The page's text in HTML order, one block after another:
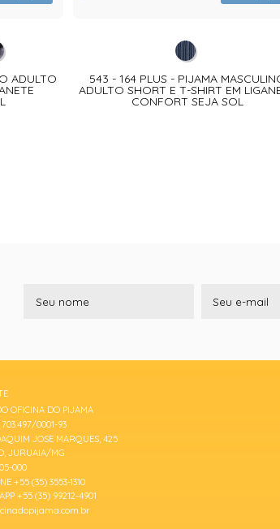
ADULTO 543 - 164 PLUS - PIJAMA
ADULTO SHORT E T-SHIRT EM
CONFORT SEJA SOL
OFICINA DO PIJAMA
0001-93
JOSE MARQUES, 425
JURUAIA/MG
000
+55 (35) 3553-1310
+55 (35) 99212-4901